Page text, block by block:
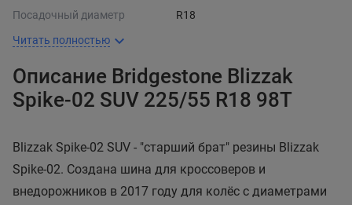
Посадочный диаметр
R18
Читать полностью
Описание Bridgestone Blizzak
Spike-02 SUV 225/55 R18 98T
Blizzak Spike-02 SUV - "старший брат" резины Blizzak
Spike-02. Создана шина для кроссоверов и
внедорожников в 2017 году для колёс с диаметрами